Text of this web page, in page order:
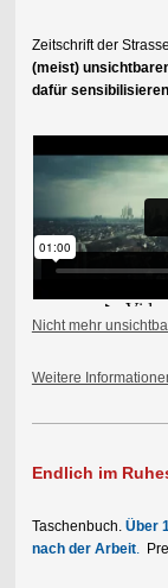
Zeitschrift der
(meist)
dafür
Nicht mehr
Weitere
Endlich im
Taschenbuch. Über
nach der Arbeit.